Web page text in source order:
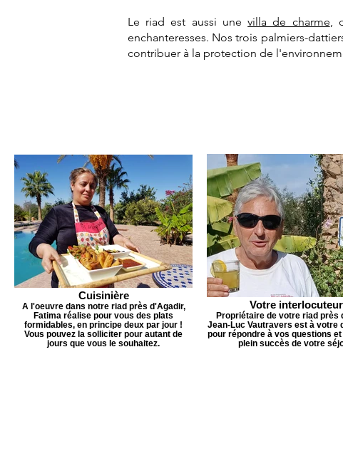
Le riad est aussi unevilla de charme,
enchanteresses. Nos trois palmiers-
contribuer à la protection de
Cuisinière
A l'oeuvre dans notre riad près d'Agadir,
Fatima réalise pour vous des plats
formidables, en principe deux par jour !
Vous pouvez la solliciter pour autant de
jours que vous le souhaitez.
Votre interlocuteur
Propriétaire de votre riad près
Jean-Luc Vautravers est à votre
pour répondre à vos questions
plein succès de votre